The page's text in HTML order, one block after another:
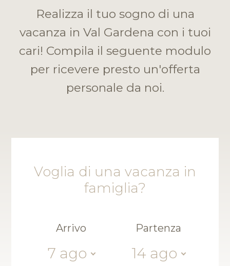
Realizza il tuo sogno di una
vacanza in Val Gardena con i tuoi
cari! Compila il seguente modulo
per ricevere presto un'offerta
personale da noi.
Voglia di una vacanza in
famiglia?
Arrivo
7 ago
Partenza
14 ago